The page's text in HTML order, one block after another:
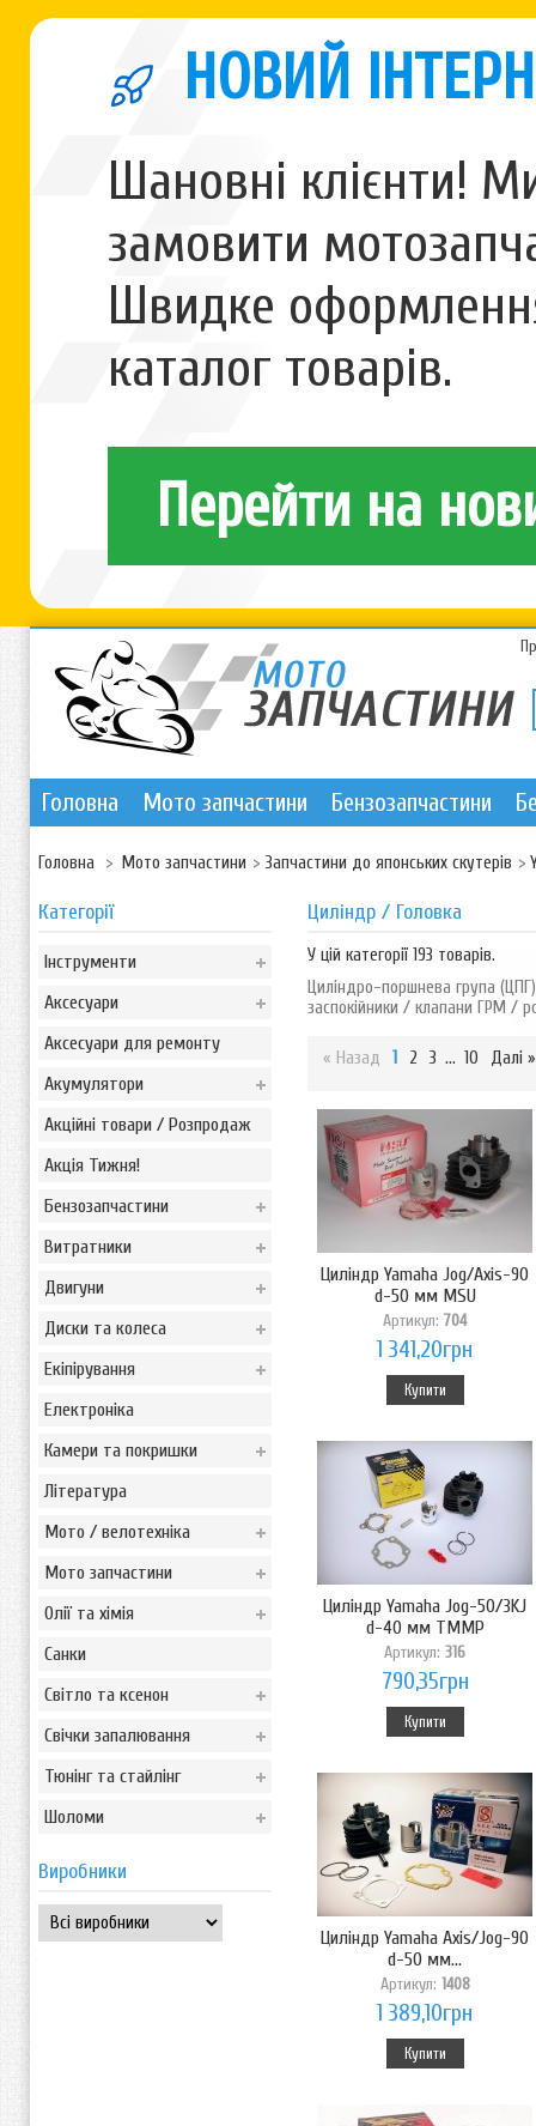
НОВИЙ
Шановні клієнти!
замовити
Швидке
каталог товарів.
Перейти на
Головна Мото запчастини Бензозапчастини
Головна > Мото запчастини > Запчастини до японських скутерів >
Категорії
Інструменти
Аксесуари
Аксесуари для ремонту
Акумулятори
Акційні товари / Розпродаж
Акція Тижня!
Бензозапчастини
Витратники
Двигуни
Диски та колеса
Екіпірування
Електроніка
Камери та покришки
Література
Мото / велотехніка
Мото запчастини
Олії та хімія
Санки
Світло та ксенон
Свічки запалювання
Тюнінг та стайлінг
Шоломи
Виробники
Циліндр / Головка
У цій категорії 193 товарів.
Циліндро-поршнева група
заспокійники / клапани ГРМ /
« Назад 1 2 3 ... 10 Далі »
Циліндр Yamaha Jog/Axis-90
d-50 мм MSU
Артикул: 704
1 341,20грн
Купити
Циліндр Yamaha Jog-50/3KJ
d-40 мм TMMP
Артикул: 316
790,35грн
Купити
Циліндр Yamaha Axis/Jog-90
d-50 мм...
Артикул: 1408
1 389,10грн
Купити